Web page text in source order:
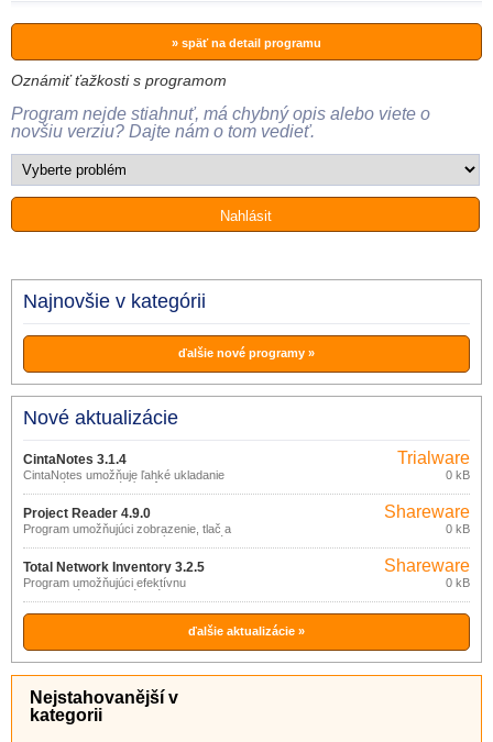
» späť na detail programu
Oznámiť ťažkosti s programom
Program nejde stiahnuť, má chybný opis alebo viete o
novšiu verziu? Dajte nám o tom vedieť.
Najnovšie v kategórii
ďalšie nové programy »
Nové aktualizácie
CintaNotes 3.1.4
CintaNotes umožňuje ľahké ukladanie
vybraných informácií z rôznych
dokumentov a webových stránok.
Trialware
0 kB
Project Reader 4.9.0
Program umožňujúci zobrazenie, tlač a
export projektov vytvorených v aplikácii
Microsoft Project a uložených vo formáte
MPP, MPT, XML alebo databázy
(Access, SQL Server, Oracle), bez
potreby inštalácie MS Project.
Shareware
0 kB
Total Network Inventory 3.2.5
Program umožňujúci efektívnu
inventarizáciu hardvérového a
softvérového vybavenia počítačov v
sieťach.
Shareware
0 kB
ďalšie aktualizácie »
Nejstahovanější v
kategorii